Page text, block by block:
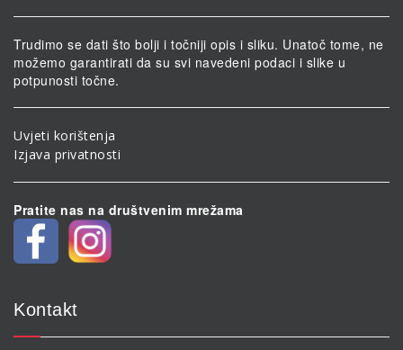
Trudimo se dati što bolji i točniji opis i sliku. Unatoč tome, ne
možemo garantirati da su svi navedeni podaci i slike u
potpunosti točne.
Uvjeti korištenja
Izjava privatnosti
Pratite nas na društvenim mrežama
Kontakt